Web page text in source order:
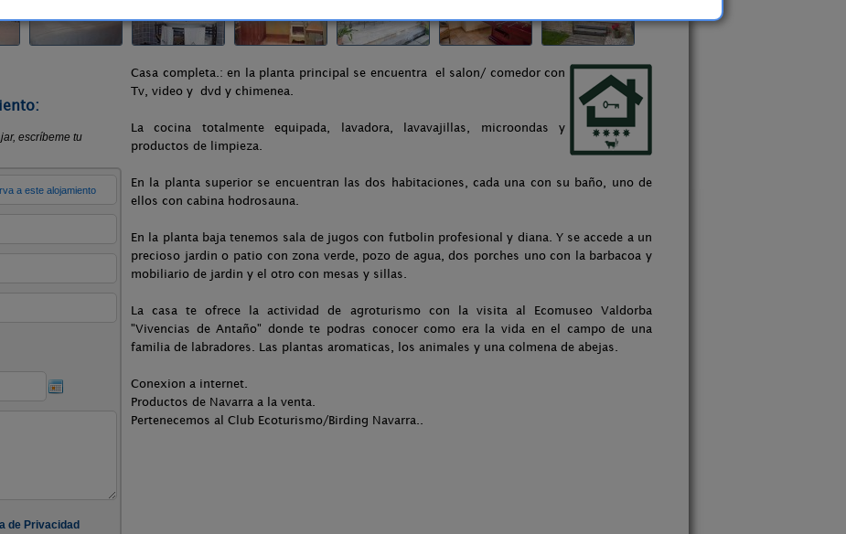
Casa completa.: en la planta principal se encuentra el salon/ comedor con
Tv, video y dvd y chimenea.
La cocina totalmente equipada, lavadora, lavavajillas, microondas y
productos de limpieza.
En la planta superior se encuentran las dos habitaciones, cada una con su baño, uno de
ellos con cabina hodrosauna.
En la planta baja tenemos sala de jugos con futbolin profesional y diana. Y se accede a un
precioso jardin o patio con zona verde, pozo de agua, dos porches uno con la barbacoa y
mobiliario de jardin y el otro con mesas y sillas.
La casa te ofrece la actividad de agroturismo con la visita al Ecomuseo Valdorba
"Vivencias de Antaño" donde te podras conocer como era la vida en el campo de una
familia de labradores. Las plantas aromaticas, los animales y una colmena de abejas.
Conexion a internet.
Productos de Navarra a la venta.
Pertenecemos al Club Ecoturismo/Birding Navarra..